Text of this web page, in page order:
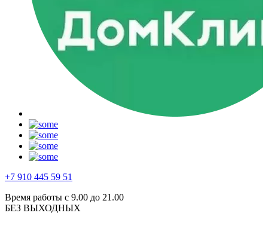
+7 910 445 59 51
Время работы с 9.00 до 21.00
БЕЗ ВЫХОДНЫХ